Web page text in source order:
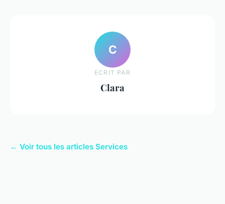
C
ECRIT PAR
Clara
← Voir tous les articles Services